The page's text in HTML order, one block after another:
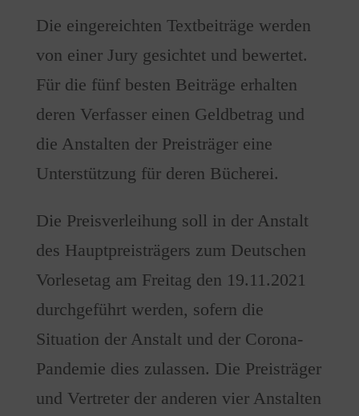
Die eingereichten Textbeiträge werden
von einer Jury gesichtet und bewertet.
Für die fünf besten Beiträge erhalten
deren Verfasser einen Geldbetrag und
die Anstalten der Preisträger eine
Unterstützung für deren Bücherei.
Die Preisverleihung soll in der Anstalt
des Hauptpreisträgers zum Deutschen
Vorlesetag am Freitag den 19.11.2021
durchgeführt werden, sofern die
Situation der Anstalt und der Corona-
Pandemie dies zulassen. Die Preisträger
und Vertreter der anderen vier Anstalten